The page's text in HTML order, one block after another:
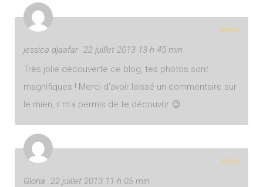
jessica djaafar 22 juillet 2013 13 h 45 min
Très jolie découverte ce blog, tes photos sont
magnifiques ! Merci d’avoir laissé un commentaire sur
le mien, il m’a permis de te découvrir 😉
REPLY
Gloria 22 juillet 2013 11 h 05 min
REPLY